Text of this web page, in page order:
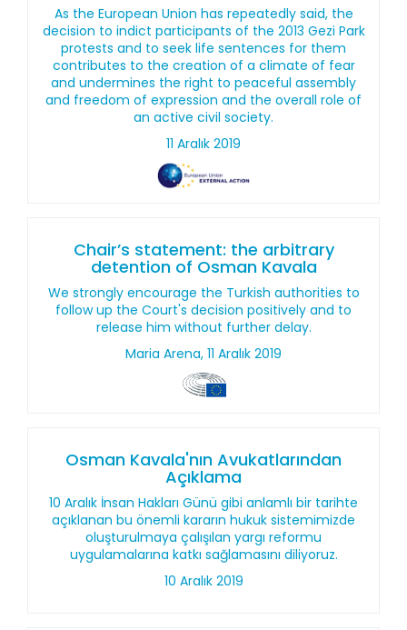
As the European Union has repeatedly said, the
decision to indict participants of the 2013 Gezi Park
protests and to seek life sentences for them
contributes to the creation of a climate of fear
and undermines the right to peaceful assembly
and freedom of expression and the overall role of
an active civil society.
11 Aralık 2019
Chair’s statement: the arbitrary
detention of Osman Kavala
We strongly encourage the Turkish authorities to
follow up the Court's decision positively and to
release him without further delay.
Maria Arena, 11 Aralık 2019
Osman Kavala'nın Avukatlarından
Açıklama
10 Aralık İnsan Hakları Günü gibi anlamlı bir tarihte
açıklanan bu önemli kararın hukuk sistemimizde
oluşturulmaya çalışılan yargı reformu
uygulamalarına katkı sağlamasını diliyoruz.
10 Aralık 2019